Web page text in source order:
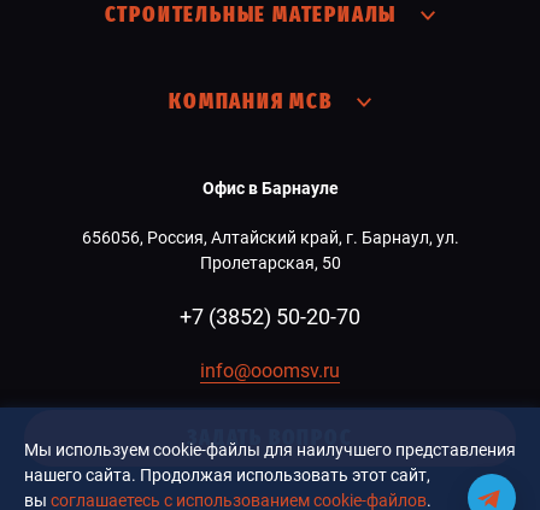
СТРОИТЕЛЬНЫЕ МАТЕРИАЛЫ
КОМПАНИЯ МСВ
Офис в Барнауле
656056, Россия, Алтайский край, г. Барнаул, ул.
Пролетарская, 50
+7 (3852) 50-20-70
info@ooomsv.ru
ЗАДАТЬ ВОПРОС
Мы используем cookie-файлы для наилучшего представления
нашего сайта. Продолжая использовать этот сайт,
вы соглашаетесь с использованием cookie-файлов.